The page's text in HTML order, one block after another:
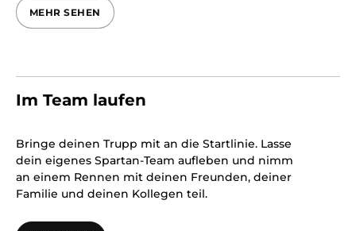
MEHR SEHEN
Im Team laufen
Bringe deinen Trupp mit an die Startlinie. Lasse
dein eigenes Spartan-Team aufleben und nimm
an einem Rennen mit deinen Freunden, deiner
Familie und deinen Kollegen teil.